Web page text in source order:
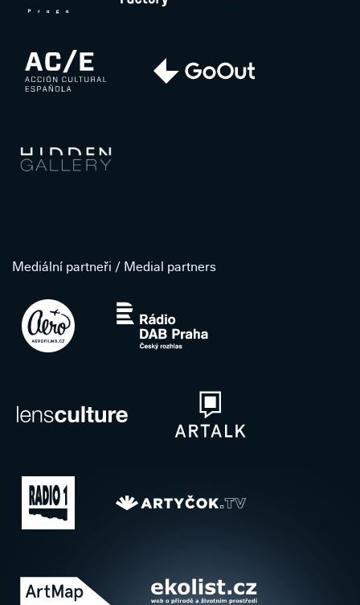
Mediální partneři / Medial partners